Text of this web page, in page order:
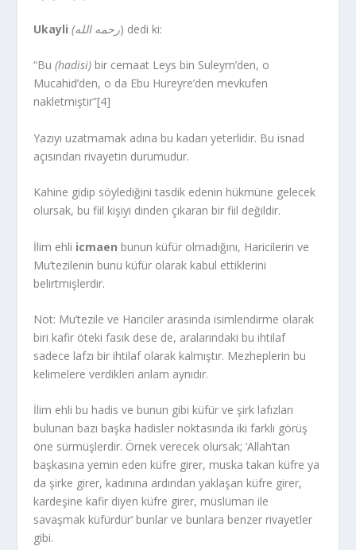
Ukayli (رحمه الله) dedi ki:
“Bu(hadisi) bir cemaat Leys bin Suleym’den, o
Mucahid’den, o da Ebu Hureyre’den mevkufen
nakletmiştir”[4]
Yazıyı uzatmamak adına bu kadarı yeterlidir. Bu isnad
açısından rivayetin durumudur.
Kahine gidip söylediğini tasdik edenin hükmüne gelecek
olursak, bu fiil kişiyi dinden çıkaran bir fiil değildir.
İlim ehli icmaen bunun küfür olmadığını, Haricilerin ve
Mu’tezilenin bunu küfür olarak kabul ettiklerini
belirtmişlerdir.
Not: Mu’tezile ve Hariciler arasında isimlendirme olarak
biri kafir öteki fasık dese de, aralarındaki bu ihtilaf
sadece lafzı bir ihtilaf olarak kalmıştır. Mezheplerin bu
kelimelere verdikleri anlam aynıdır.
İlim ehli bu hadis ve bunun gibi küfür ve şirk lafızları
bulunan bazı başka hadisler noktasında iki farklı görüş
öne sürmüşlerdir. Örnek verecek olursak; ‘Allah’tan
başkasına yemin eden küfre girer, muska takan küfre ya
da şirke girer, kadınına ardından yaklaşan küfre girer,
kardeşine kafir diyen küfre girer, müslüman ile
savaşmak küfürdür’ bunlar ve bunlara benzer rivayetler
gibi.